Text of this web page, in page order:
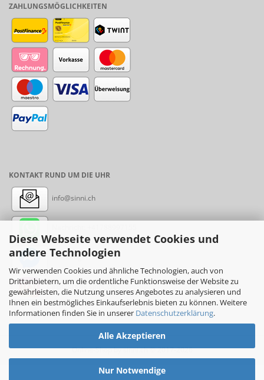
Diese Webseite verwendet Cookies und
andere Technologien
Wir verwenden Cookies und ähnliche Technologien, auch von
Drittanbietern, um die ordentliche Funktionsweise der Website zu
gewährleisten, die Nutzung unseres Angebotes zu analysieren und
Ihnen ein bestmögliches Einkaufserlebnis bieten zu können. Weitere
Informationen finden Sie in unserer Datenschutzerklärung.
Alle Akzeptieren
Nur Notwendige
ZAHLUNGSMÖGLICHKEITEN
KONTAKT RUND UM DIE UHR
info@sinni.ch
Messenger: sinni.ch
Instagram: sinni_ch
Online-Shopby sinni.ch © 2017-2026